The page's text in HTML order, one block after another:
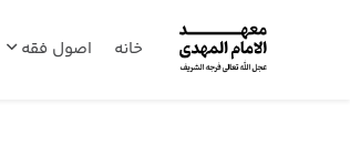
خانه اصول فقه